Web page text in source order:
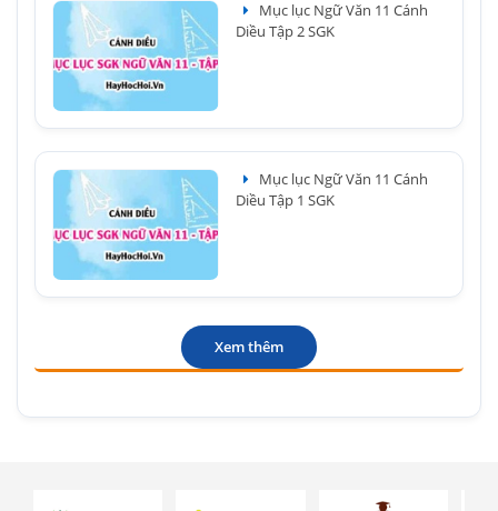
Mục lục Ngữ Văn 11 Cánh
Diều Tập 2 SGK
Mục lục Ngữ Văn 11 Cánh
Diều Tập 1 SGK
Xem thêm